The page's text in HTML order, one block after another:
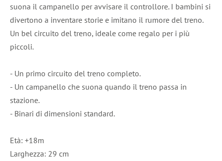
suona il campanello per avvisare il controllore. I bambini si
divertono a inventare storie e imitano il rumore del treno.
Un bel circuito del treno, ideale come regalo per i più
piccoli.
- Un primo circuito del treno completo.
- Un campanello che suona quando il treno passa in
stazione.
- Binari di dimensioni standard.
Età: +18m
Larghezza: 29 cm